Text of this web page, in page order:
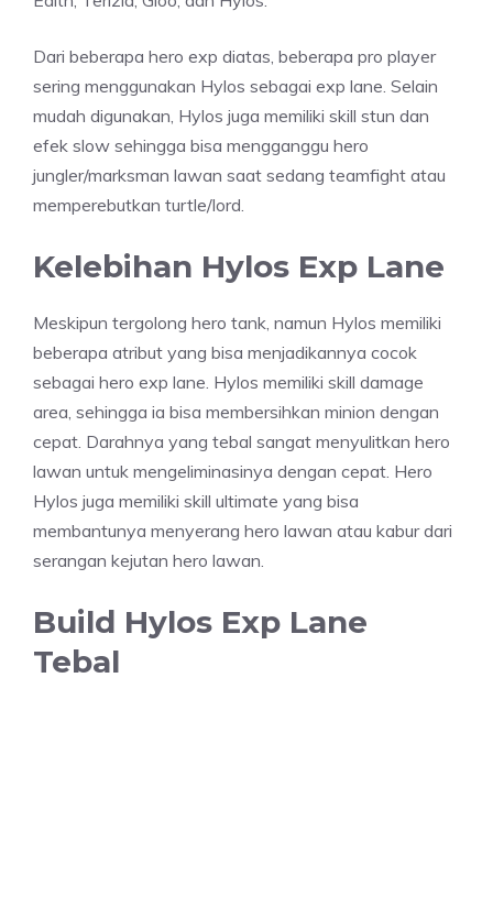
Dari beberapa hero exp diatas, beberapa pro player
sering menggunakan Hylos sebagai exp lane. Selain
mudah digunakan, Hylos juga memiliki skill stun dan
efek slow sehingga bisa mengganggu hero
jungler/marksman lawan saat sedang teamfight atau
memperebutkan turtle/lord.
Kelebihan Hylos Exp Lane
Meskipun tergolong hero tank, namun Hylos memiliki
beberapa atribut yang bisa menjadikannya cocok
sebagai hero exp lane. Hylos memiliki skill damage
area, sehingga ia bisa membersihkan minion dengan
cepat. Darahnya yang tebal sangat menyulitkan hero
lawan untuk mengeliminasinya dengan cepat. Hero
Hylos juga memiliki skill ultimate yang bisa
membantunya menyerang hero lawan atau kabur dari
serangan kejutan hero lawan.
Build Hylos Exp Lane
Tebal